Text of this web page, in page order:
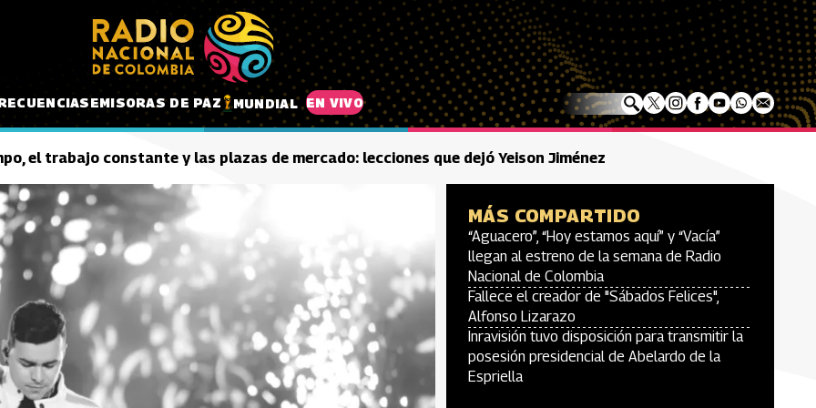
EMISORAS DE PAZ MUNDIAL EN VIVO
el trabajo constante y las plazas de mercado: lecciones que dejó Yeison Jiménez
MÁS COMPARTIDO
“Aguacero”, “Hoy estamos aquí” y “Vacía”
llegan al estreno de la semana de Radio
Nacional de Colombia
Fallece el creador de "Sábados Felices",
Alfonso Lizarazo
Inravisión tuvo disposición para transmitir la
posesión presidencial de Abelardo de la
Espriella